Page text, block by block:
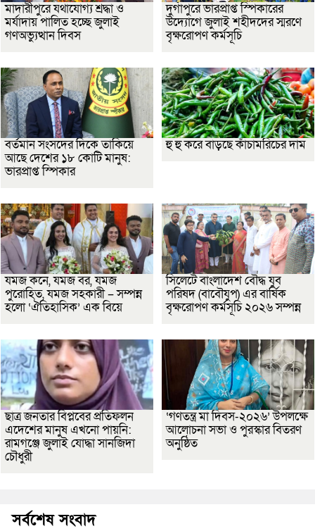
মাদারীপুরে যথাযোগ্য শ্রদ্ধা ও
মর্যাদায় পালিত হচ্ছে জুলাই
গণঅভ্যুত্থান দিবস
দুর্গাপুরে ভারপ্রাপ্ত স্পিকারের
উদ্যোগে জুলাই শহীদদের স্মরণে
বৃক্ষরোপণ কর্মসূচি
বর্তমান সংসদের দিকে তাকিয়ে
আছে দেশের ১৮ কোটি মানুষ:
ভারপ্রাপ্ত স্পিকার
হু হু করে বাড়ছে কাঁচামরিচের দাম
যমজ কনে, যমজ বর, যমজ
পুরোহিত, যমজ সহকারী – সম্পন্ন
হলো ‘ঐতিহাসিক’ এক বিয়ে
সিলেটে বাংলাদেশ বৌদ্ধ যুব
পরিষদ (বাবৌযুপ) এর বার্ষিক
বৃক্ষরোপণ কর্মসূচি ২০২৬ সম্পন্ন
ছাত্র জনতার বিপ্লবের প্রতিফলন
এদেশের মানুষ এখনো পায়নি:
রামগঞ্জে জুলাই যোদ্ধা সানজিদা
চৌধুরী
‘গণতন্ত্র মা দিবস-২০২৬’ উপলক্ষে
আলোচনা সভা ও পুরস্কার বিতরণ
অনুষ্ঠিত
সর্বশেষ সংবাদ